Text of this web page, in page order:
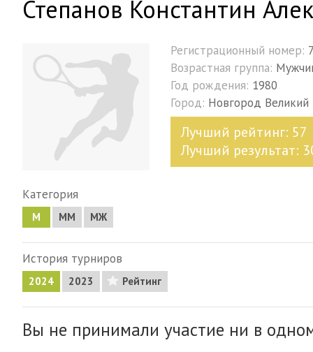
Степанов Константин
Регистрационный номер:
Возрастная группа:
Год рождения: 1980
Город: Новгород Великий
Лучший рейтинг: 57
Лучший результат:
Категория
М MM МЖ
История турниров
2024 2023 Рейтинг
Вы не принимали участие ни в